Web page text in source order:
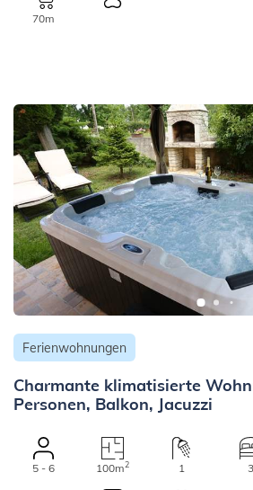
70m
Ferienwohnungen
Charmante klimatisierte
Personen, Balkon, Jacuzzi
5 - 6 100m2 1 3